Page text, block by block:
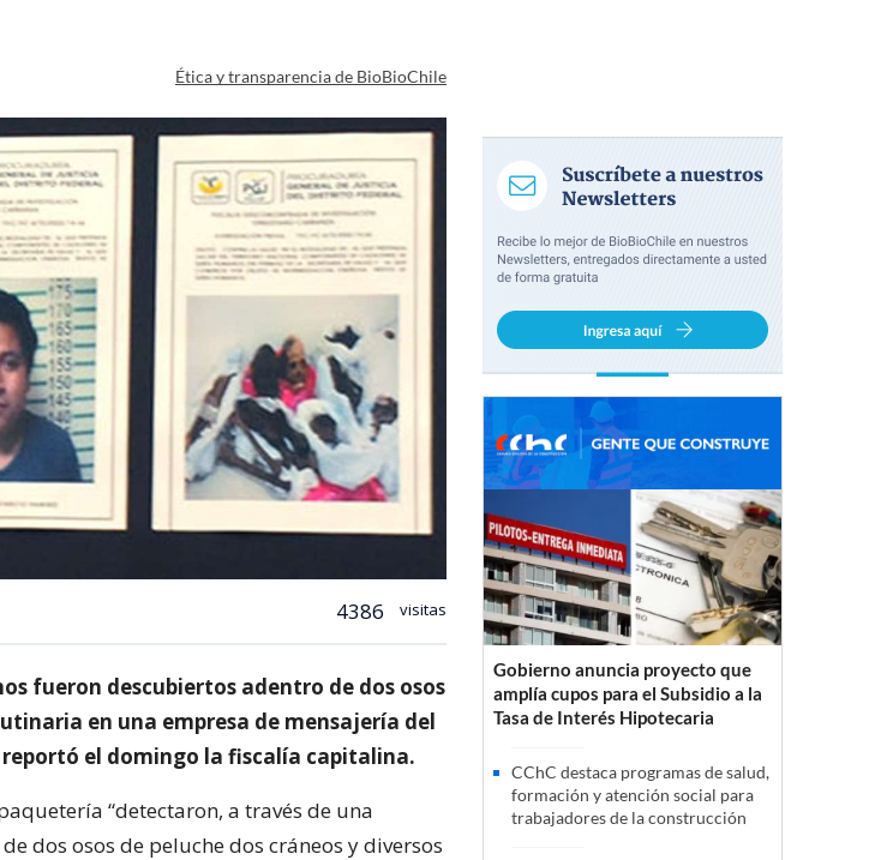
Ética y transparencia de BioBioChile
4386 visitas
fueron descubiertos adentro de dos osos
en una empresa de mensajería del
el domingo la fiscalía capitalina.
“detectaron, a través de una
dos osos de peluche dos cráneos y diversos
Gobierno anuncia proyecto que
amplía cupos para el Subsidio a la
Tasa de Interés Hipotecaria
CChC destaca programas de salud,
formación y atención social para
trabajadores de la construcción